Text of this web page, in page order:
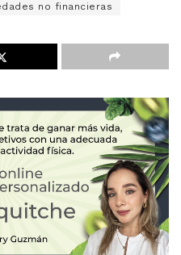
no financieras